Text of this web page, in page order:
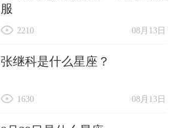
服
08月13日
2210
张继科是什么星座？
08月13日
1630